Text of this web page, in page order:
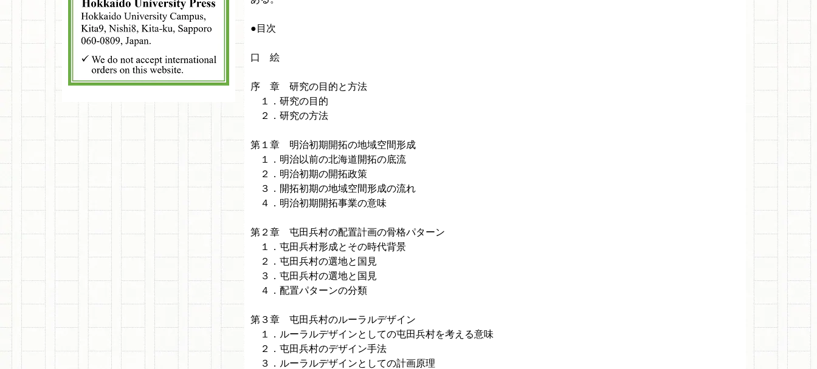
●目次
口 絵
序 章 研究の目的と方法
１．研究の目的
２．研究の方法
第１章 明治初期開拓の地域空間形成
１．明治以前の北海道開拓の底流
２．明治初期の開拓政策
３．開拓初期の地域空間形成の流れ
４．明治初期開拓事業の意味
第２章 屯田兵村の配置計画の骨格パターン
１．屯田兵村形成とその時代背景
２．屯田兵村の選地と国見
３．屯田兵村の選地と国見
４．配置パターンの分類
第３章 屯田兵村のルーラルデザイン
１．ルーラルデザインとしての屯田兵村を考える意味
２．屯田兵村のデザイン手法
３．ルーラルデザインとしての計画原理